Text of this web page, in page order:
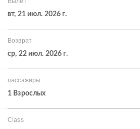
вт, 21 июл. 2026 г.
Возврат
ср, 22 июл. 2026 г.
пассажиры
1 Взрослых
Class